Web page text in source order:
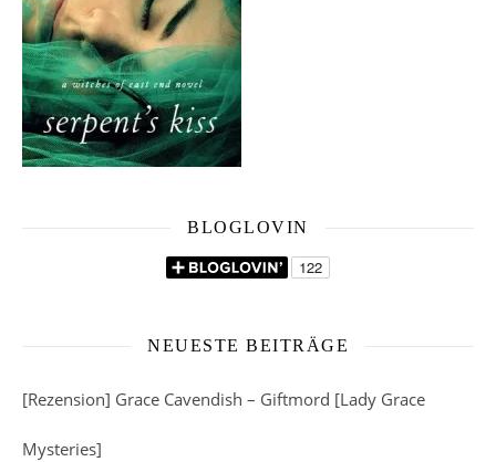
BLOGLOVIN
NEUESTE BEITRÄGE
[Rezension] Grace Cavendish – Giftmord [Lady Grace
Mysteries]